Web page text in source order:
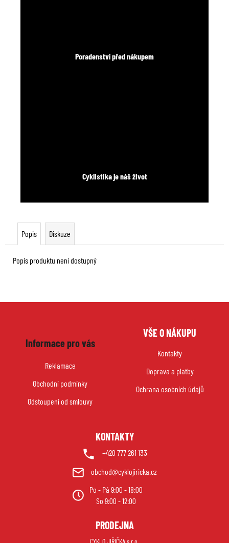
Poradenství před nákupem
Cyklistika je náš život
Popis Diskuze
Popis produktu není dostupný
Informace pro vás
Reklamace
Obchodní podmínky
Odstoupení od smlouvy
VŠE O NÁKUPU
Kontakty
Doprava a platby
Ochrana osobních údajů
KONTAKTY
+420 777 261 133
obchod@cyklojiricka.cz
Po - Pá 9:00 - 18:00
So 9:00 - 12:00
PRODEJNA